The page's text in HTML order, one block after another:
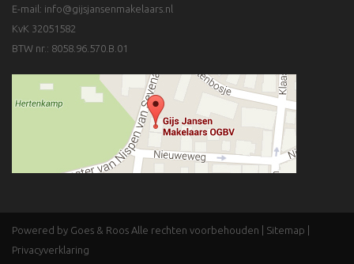
E-mail: info@gijsjansenmakelaars.nl
KvK 32051582
BTW nr.: 8058.96.570.B.01
Powered by Goes & Roos Alle rechten voorbehouden Sitemap
Privacyverklaring